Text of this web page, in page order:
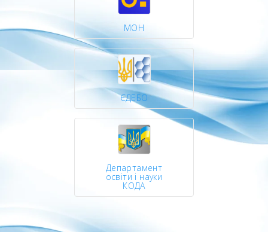
МОН
ЄДЕБО
Департамент
освіти і науки
КОДА